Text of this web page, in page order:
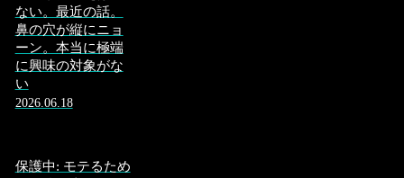
ない。最近の話。
鼻の穴が縦にニョ
ーン。本当に極端
に興味の対象がな
い
2026.06.18
保護中: モテるため